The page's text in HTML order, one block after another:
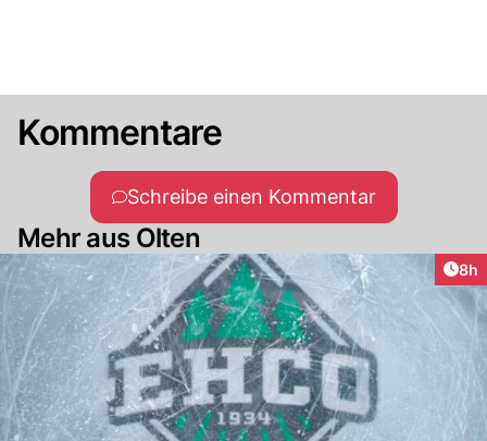
Kommentare
Schreibe einen Kommentar
Mehr aus Olten
8h